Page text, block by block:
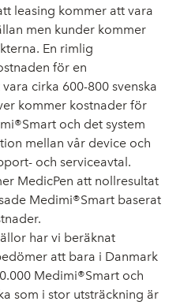
leasing kommer att vara
men kunder kommer
En rimlig
för en
cirka 600-800 svenska
kommer kostnader för
och det system
mellan vår device och
och serviceavtal.
MedicPen att nollresultat
Medimi®Smart baserat
har vi beräknat
att bara i Danmark
Medimi®Smart och
som i stor utsträckning är